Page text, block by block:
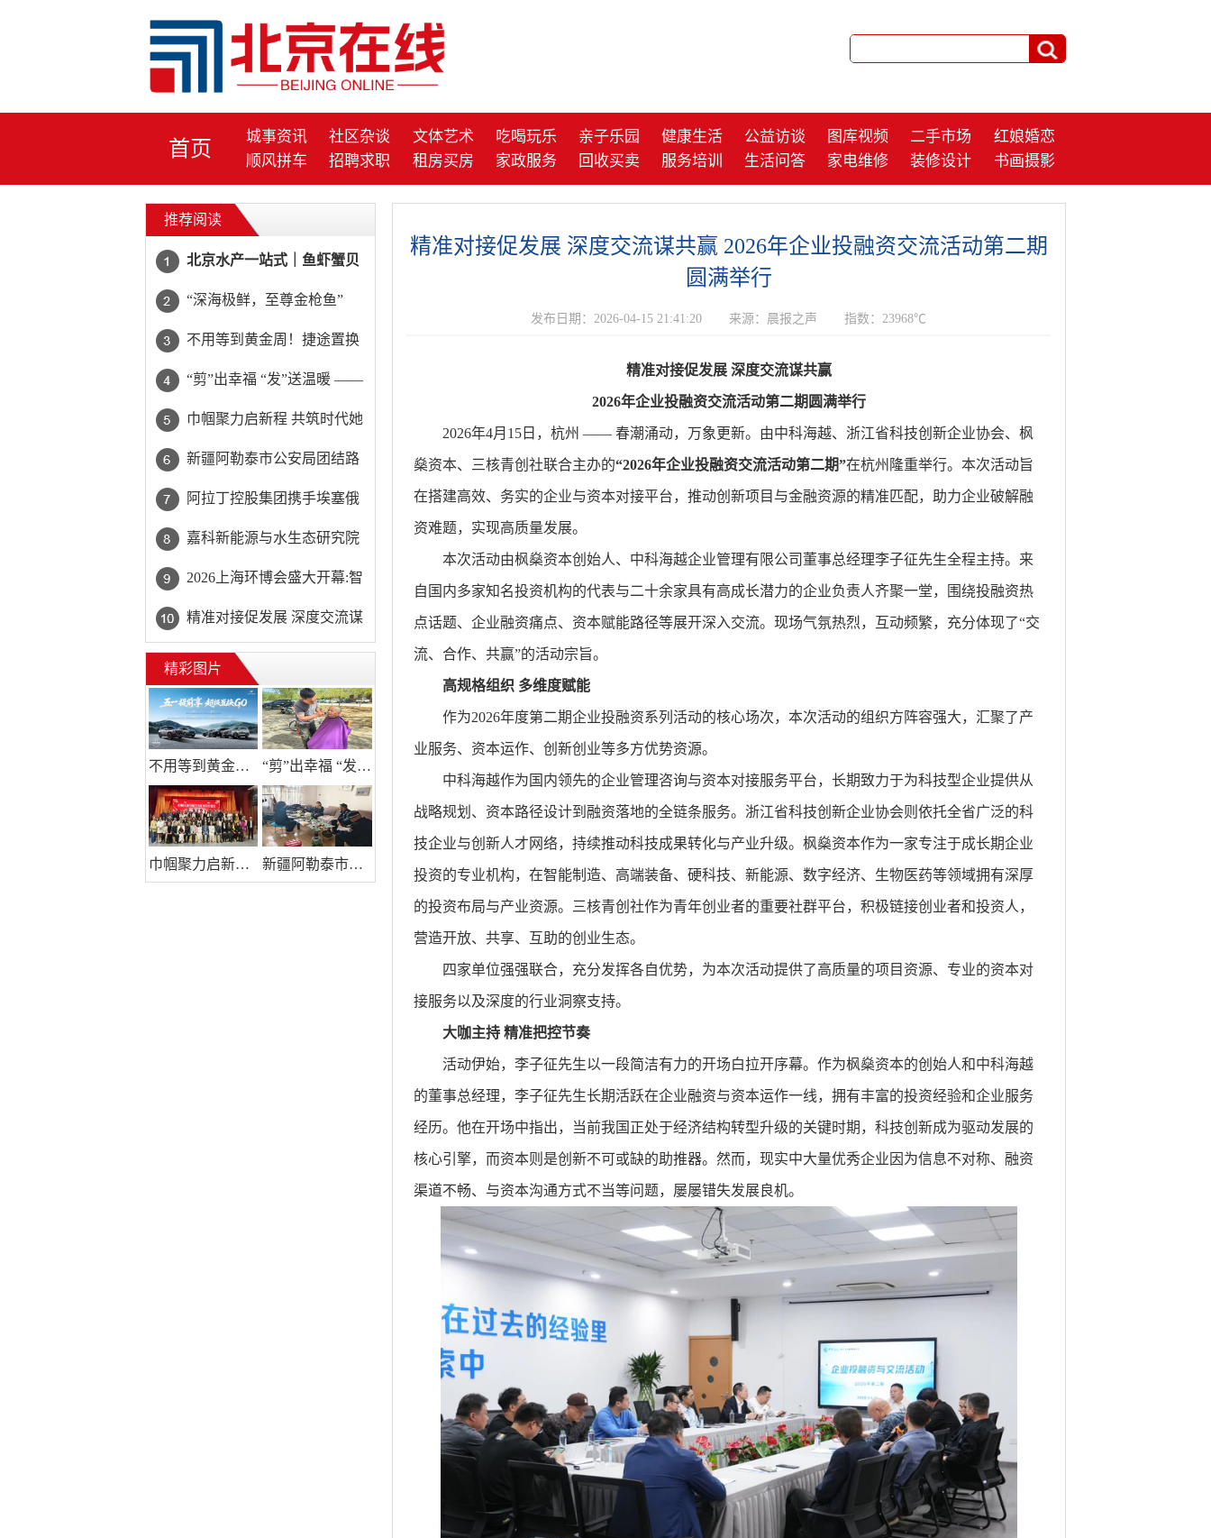
首页
城事资讯 社区杂谈 文体艺术 吃喝玩乐 亲子乐园 健康生活 公益访谈 图库视频 二手市场
红娘婚恋
顺风拼车
招聘求职 租房买房 家政服务 回收买卖 服务培训 生活问答 家电维修 装修设计 书画摄影
精准对接促发展 深度交流谋共赢 2026年企业投融资交流活动第二期
圆满举行
发布日期：2026-04-15 21:41:20 来源：晨报之声 指数：23968℃
精准对接促发展 深度交流谋共赢
2026年企业投融资交流活动第二期圆满举行
2026年4月15日，杭州 —— 春潮涌动，万象更新。由中科海越、浙江省科技创新企业协会、枫
燊资本、三核青创社联合主办的“2026年企业投融资交流活动第二期”在杭州隆重举行。本次活动旨
在搭建高效、务实的企业与资本对接平台，推动创新项目与金融资源的精准匹配，助力企业破解融
资难题，实现高质量发展。
本次活动由枫燊资本创始人、中科海越企业管理有限公司董事总经理李子征先生全程主持。来
自国内多家知名投资机构的代表与二十余家具有高成长潜力的企业负责人齐聚一堂，围绕投融资热
点话题、企业融资痛点、资本赋能路径等展开深入交流。现场气氛热烈，互动频繁，充分体现了“交
流、合作、共赢”的活动宗旨。
高规格组织 多维度赋能
作为2026年度第二期企业投融资系列活动的核心场次，本次活动的组织方阵容强大，汇聚了产
业服务、资本运作、创新创业等多方优势资源。
中科海越作为国内领先的企业管理咨询与资本对接服务平台，长期致力于为科技型企业提供从
战略规划、资本路径设计到融资落地的全链条服务。浙江省科技创新企业协会则依托全省广泛的科
技企业与创新人才网络，持续推动科技成果转化与产业升级。枫燊资本作为一家专注于成长期企业
投资的专业机构，在智能制造、高端装备、硬科技、新能源、数字经济、生物医药等领域拥有深厚
的投资布局与产业资源。三核青创社作为青年创业者的重要社群平台，积极链接创业者和投资人，
营造开放、共享、互助的创业生态。
四家单位强强联合，充分发挥各自优势，为本次活动提供了高质量的项目资源、专业的资本对
接服务以及深度的行业洞察支持。
大咖主持 精准把控节奏
活动伊始，李子征先生以一段简洁有力的开场白拉开序幕。作为枫燊资本的创始人和中科海越
的董事总经理，李子征先生长期活跃在企业融资与资本运作一线，拥有丰富的投资经验和企业服务
经历。他在开场中指出，当前我国正处于经济结构转型升级的关键时期，科技创新成为驱动发展的
核心引擎，而资本则是创新不可或缺的助推器。然而，现实中大量优秀企业因为信息不对称、融资
渠道不畅、与资本沟通方式不当等问题，屡屡错失发展良机。
推荐阅读
北京水产一站式｜鱼虾蟹贝
全配齐，一键下单当日达
“深海极鲜，至尊金枪鱼”
不用等到黄金周！捷途置换
至高省20000元
“剪”出幸福 “发”送温暖 ——
31团民政服务站精准回应高
龄独居老人“理发难”
巾帼聚力启新程 共筑时代她
力量——巾帼天团第四次组
委会筹备会圆满举办
新疆阿勒泰市公安局团结路
街道派出所:推行“五步”工作
法 打造新时代“枫”景线
阿拉丁控股集团携手埃塞俄
比亚开创中非工业农业合作
新篇章
嘉科新能源与水生态研究院
共商AI水处理
2026上海环博会盛大开幕:智
能化浪潮席卷环保产业
精准对接促发展 深度交流谋
共赢 2026年企业投融资交流
活动第二期圆满举行
精彩图片
不用等到黄金周！捷途置换至高省20000元 “剪”出幸福 “发”送温暖 ——31团民政服务站精准回应高龄独居老人“理发难”
巾帼聚力启新程 共筑时代她力量——巾帼天团第四次组委会筹备会圆满举办 新疆阿勒泰市公安局团结路街道派出所:推行“五步”工作法 打造新时代“枫”景线